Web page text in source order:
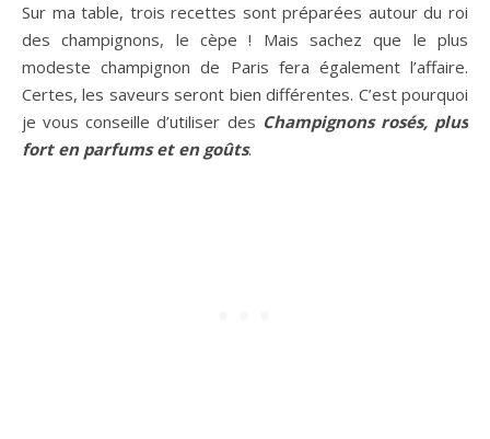
Sur ma table, trois recettes sont préparées autour du roi
des champignons, le cèpe ! Mais sachez que le plus
modeste champignon de Paris fera également l’affaire.
Certes, les saveurs seront bien différentes. C’est pourquoi
je vous conseille d’utiliser des Champignons rosés, plus
fort en parfums et en goûts.